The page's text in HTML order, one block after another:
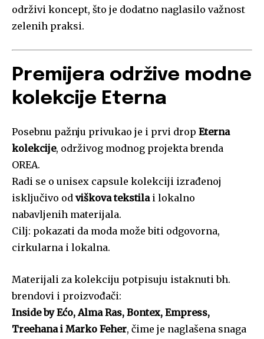
održivi koncept, što je dodatno naglasilo važnost
zelenih praksi.
Premijera održive modne
kolekcije Eterna
Posebnu pažnju privukao je i prvi drop Eterna
kolekcije, održivog modnog projekta brenda
OREA.
Radi se o unisex capsule kolekciji izrađenoj
isključivo od viškova tekstilai lokalno
nabavljenih materijala.
Cilj: pokazati da moda može biti odgovorna,
cirkularna i lokalna.
Materijali za kolekciju potpisuju istaknuti bh.
brendovi i proizvođači:
Inside by Ećo, Alma Ras, Bontex, Empress,
Treehana i Marko Feher, čime je naglašena snaga